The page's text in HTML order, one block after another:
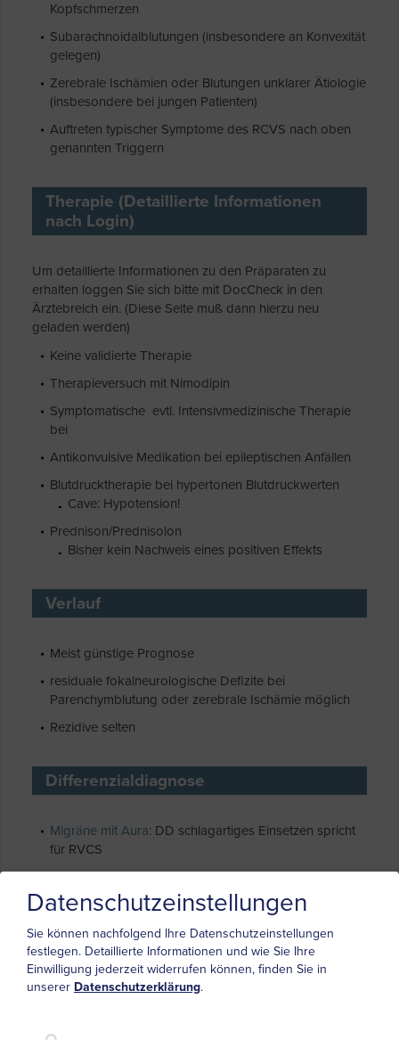
Kopfschmerzen
Subarachnoidalblutungen (insbesondere an Konvexität
gelegen)
Zerebrale Ischämien oder Blutungen unklarer Ätiologie
(insbesondere bei jungen Patienten)
Auftreten typischer Symptome des RCVS nach oben
genannten Triggern
Therapie (Detaillierte Informationen
nach Login)
Um detaillierte Informationen zu den Präparaten zu
erhalten loggen Sie sich bitte mit DocCheck in den
Ärztebreich ein. (Diese Seite muß dann hierzu neu
geladen werden)
Keine validierte Therapie
Therapieversuch mit Nimodipin
Symptomatische evtl. Intensivmedizinische Therapie
bei
Antikonvulsive Medikation bei epileptischen Anfällen
Blutdrucktherapie bei hypertonen Blutdruckwerten
Cave: Hypotension!
Prednison/Prednisolon
Bisher kein Nachweis eines positiven Effekts
Verlauf
Meist günstige Prognose
residuale fokalneurologische Defizite bei
Parenchymblutung oder zerebrale Ischämie möglich
Rezidive selten
Differenzialdiagnose
Migräne mit Aura: DD schlagartiges Einsetzen spricht
für RVCS
Vaskulitis bei anderen Erkrankungen (z.B.
Kollagenosen), isolierte ZNS Vaskulitis
Meningitis, Meningoencephalitis, Encephalitis
Sinusvenenthrombose
Karotisdissektion
Datenschutzeinstellungen
Sie können nachfolgend Ihre Datenschutzeinstellungen
festlegen. Detaillierte Informationen und wie Sie Ihre
Einwilligung jederzeit widerrufen können, finden Sie in
unserer Datenschutzerklärung.